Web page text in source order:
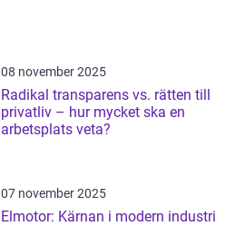
08 november 2025
Radikal transparens vs. rätten till
privatliv – hur mycket ska en
arbetsplats veta?
07 november 2025
Elmotor: Kärnan i modern industri